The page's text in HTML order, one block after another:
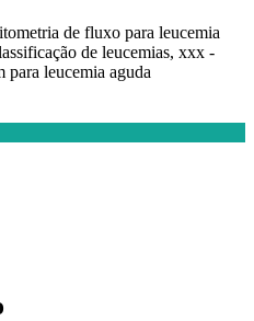
de fluxo para leucemia
de leucemias, xxx -
leucemia aguda